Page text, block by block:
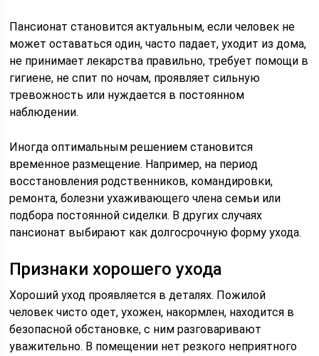
Пансионат становится актуальным, если человек не
может оставаться один, часто падает, уходит из дома,
не принимает лекарства правильно, требует помощи в
гигиене, не спит по ночам, проявляет сильную
тревожность или нуждается в постоянном
наблюдении.
Иногда оптимальным решением становится
временное размещение. Например, на период
восстановления родственников, командировки,
ремонта, болезни ухаживающего члена семьи или
подбора постоянной сиделки. В других случаях
пансионат выбирают как долгосрочную форму ухода.
Признаки хорошего ухода
Хороший уход проявляется в деталях. Пожилой
человек чисто одет, ухожен, накормлен, находится в
безопасной обстановке, с ним разговаривают
уважительно. В помещении нет резкого неприятного